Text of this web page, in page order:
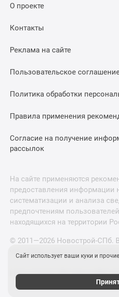
О проекте
Контакты
Реклама на сайте
Пользовательское
Политика обработки
Правила применения
Согласие на получение
рассылок
На сайте применяются
предоставления информации
систематизации и анализа
предпочтениям
находящихся на территории
© 2011—2026 Новострой-СПб.
что нужно знать о
Новостройки Москвы и
Сайт использует ваши куки и